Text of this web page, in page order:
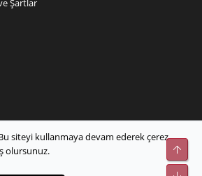
Şartlar
siteyi kullanmaya devam ederek çerez
olursunuz.